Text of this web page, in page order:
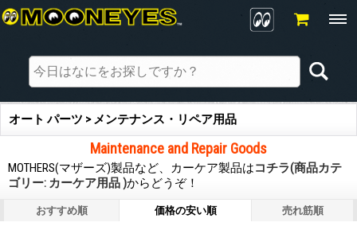
オート パーツ > メンテナンス・リペア用品
Maintenance and Repair Goods
MOTHERS(マザーズ)製品など、カーケア製品はコチラ(商品カテ
ゴリー: カーケア用品 )からどうぞ！
おすすめ順 価格の安い順 売れ筋順